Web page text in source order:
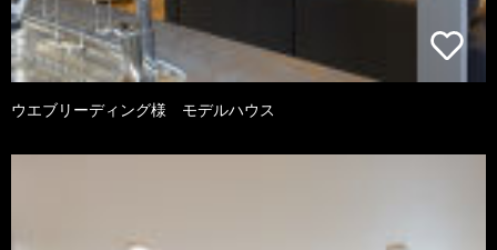
ウエブリーディング様 モデルハウス